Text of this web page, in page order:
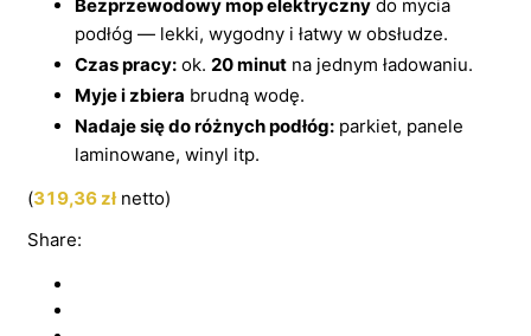
Bezprzewodowy mop elektryczny do mycia
podłóg — lekki, wygodny i łatwy w obsłudze.
Czas pracy: ok. 20 minut na jednym ładowaniu.
Myje i zbiera brudną wodę.
Nadaje się do różnych podłóg: parkiet, panele
laminowane, winyl itp.
(319,36złnetto)
Share: